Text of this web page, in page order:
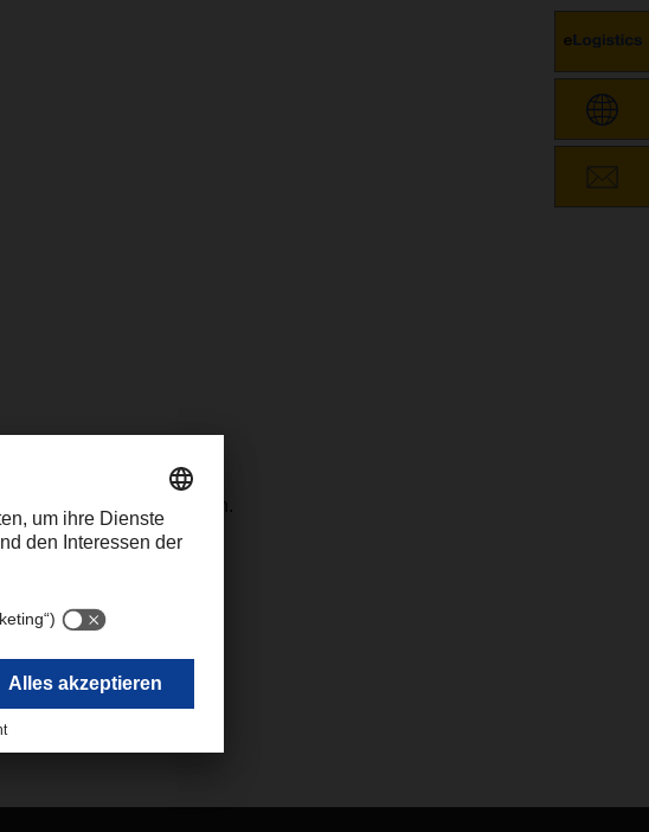
Hohm, Alexander Tonn.